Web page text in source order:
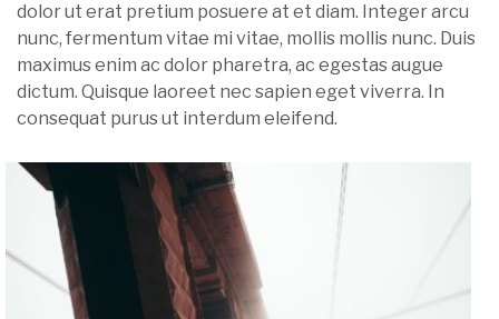
dolor ut erat pretium posuere at et diam. Integer arcu
nunc, fermentum vitae mi vitae, mollis mollis nunc. Duis
maximus enim ac dolor pharetra, ac egestas augue
dictum. Quisque laoreet nec sapien eget viverra. In
consequat purus ut interdum eleifend.